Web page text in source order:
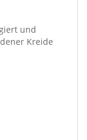
und
Kreide